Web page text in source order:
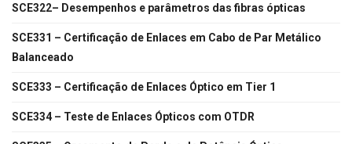
SCE322– Desempenhos e parâmetros das fibras ópticas
SCE331 – Certificação de Enlaces em Cabo de Par Metálico
Balanceado
SCE333 – Certificação de Enlaces Óptico em Tier 1
SCE334 – Teste de Enlaces Ópticos com OTDR